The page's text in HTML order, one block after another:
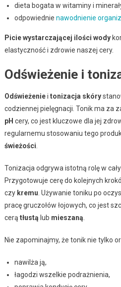
dieta bogata w witaminy i
odpowiednie nawodnienie
Picie wystarczającej ilości wody
elastyczność i zdrowie naszej cery.
Odświeżenie i
Odświeżeniei tonizacja skóry
codziennej pielęgnacji. Tonik ma za
pH cery, co jest kluczowe dla jej
regularnemu stosowaniu tego
świeżości
Tonizacja odgrywa istotną rolę w
Przygotowuje cerę do kolejnych
czy kremu . Używanie toniku po
pracę gruczołów łojowych, co jest
cerą tłustą lub mieszaną
Nie zapominajmy, że tonik nie tylko
nawilża ją,
łagodzi wszelkie podrażnienia,